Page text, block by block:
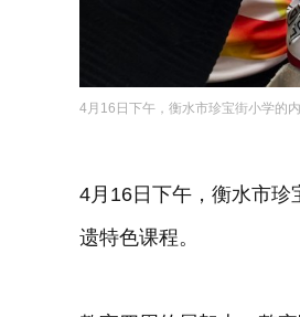
4月16日下午，衡水市珍宝街小学的
4月16日下午，衡水市珍
遗特色课程。